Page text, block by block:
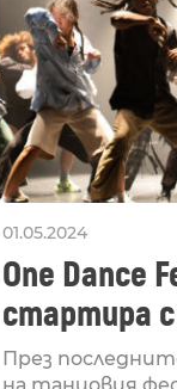
01.05.2024
One Dance
стартира
Lucid,
През